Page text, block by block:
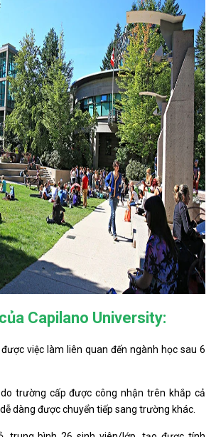
Capilano University:
việc làm liên quan đến ngành học sau 6
trường cấp được công nhận trên khắp cả
dàng được chuyển tiếp sang trường khác.